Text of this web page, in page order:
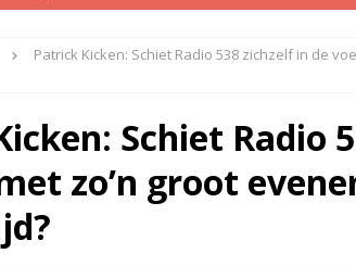
Met verdwijnen NPO Campus Radio wordt kweekvijver
van de Kolk overleden
Patrick Kicken: Schiet Radio 538 zichzelf in de
Schiet Radio
zo’n groot